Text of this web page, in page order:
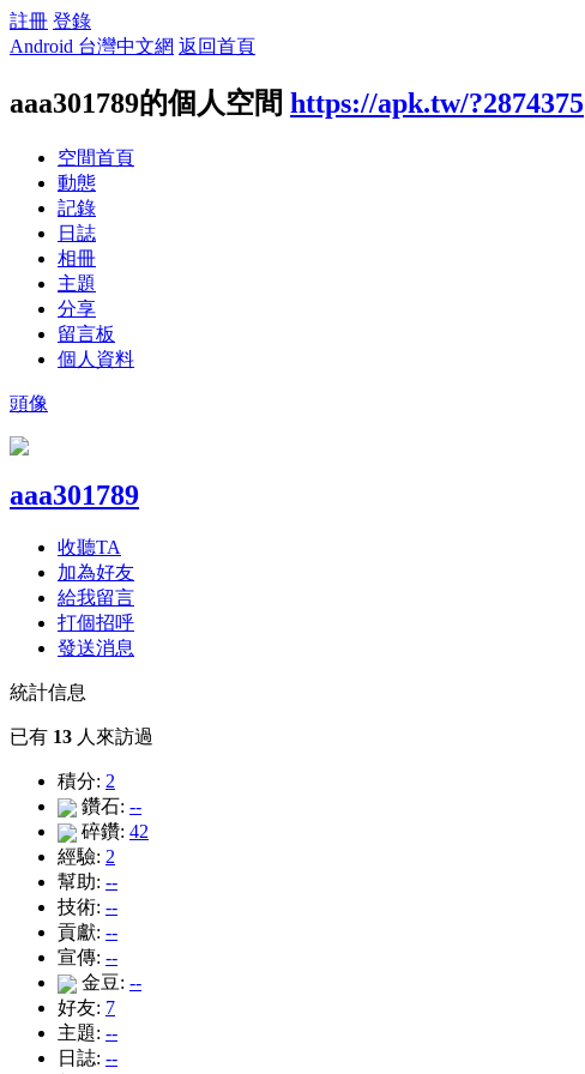
註冊 登錄
Android 台灣中文網 返回首頁
aaa301789的個人空間 https://apk.tw/?2874375
空間首頁
動態
記錄
日誌
相冊
主題
分享
留言板
個人資料
頭像
aaa301789
收聽TA
加為好友
給我留言
打個招呼
發送消息
統計信息
已有 13 人來訪過
積分: 2
鑽石: --
碎鑽: 42
經驗: 2
幫助: --
技術: --
貢獻: --
宣傳: --
金豆: --
好友: 7
主題: --
日誌: --